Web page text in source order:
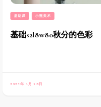
基础课 小熊美术
基础s2l8w80秋分的色彩
2023年 1月 28日